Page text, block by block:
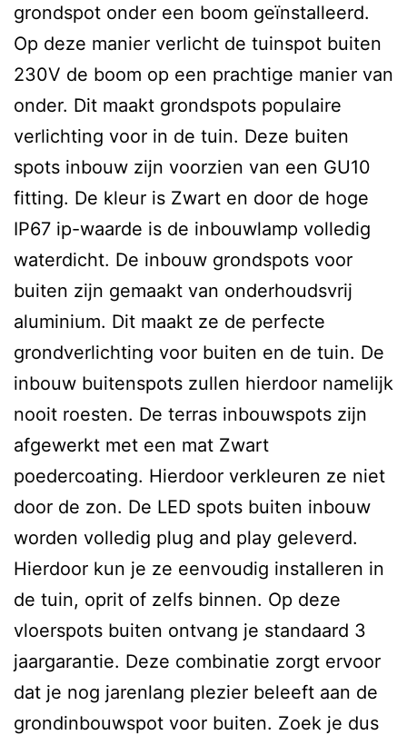
grondspot onder een boom geïnstalleerd.
Op deze manier verlicht de tuinspot buiten
230V de boom op een prachtige manier van
onder. Dit maakt grondspots populaire
verlichting voor in de tuin. Deze buiten
spots inbouw zijn voorzien van een GU10
fitting. De kleur is Zwart en door de hoge
IP67 ip-waarde is de inbouwlamp volledig
waterdicht. De inbouw grondspots voor
buiten zijn gemaakt van onderhoudsvrij
aluminium. Dit maakt ze de perfecte
grondverlichting voor buiten en de tuin. De
inbouw buitenspots zullen hierdoor namelijk
nooit roesten. De terras inbouwspots zijn
afgewerkt met een mat Zwart
poedercoating. Hierdoor verkleuren ze niet
door de zon. De LED spots buiten inbouw
worden volledig plug and play geleverd.
Hierdoor kun je ze eenvoudig installeren in
de tuin, oprit of zelfs binnen. Op deze
vloerspots buiten ontvang je standaard 3
jaargarantie. Deze combinatie zorgt ervoor
dat je nog jarenlang plezier beleeft aan de
grondinbouwspot voor buiten. Zoek je dus